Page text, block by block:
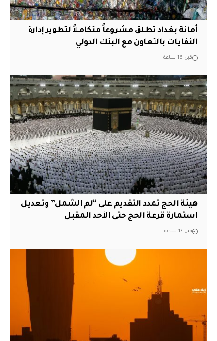
أمانة بغداد تطلق مشروعاً متكاملاً لتطوير إدارة
النفايات بالتعاون مع البنك الدولي
قبل 16 ساعة
هيئة الحج تمدد التقديم على “لم الشمل” وتعديل
استمارة قرعة الحج حتى الأحد المقبل
قبل 17 ساعة